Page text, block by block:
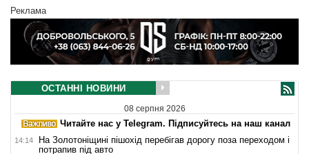
Реклама
ОСТАННІ НОВИНИ
08 серпня 2026
Читайте нас у Telegram. Підписуйтесь на наш канал
14:14
На Золотоніщині пішохід перебігав дорогу поза переходом і
потрапив під авто